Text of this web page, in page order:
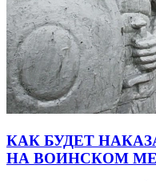
КАК БУДЕТ
НА ВОИНСКОМ